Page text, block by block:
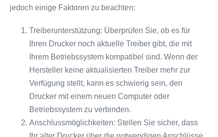
jedoch einige Faktoren zu beachten:
Treiberunterstützung: Überprüfen Sie, ob es für
Ihren Drucker noch aktuelle Treiber gibt, die mit
Ihrem Betriebssystem kompatibel sind. Wenn der
Hersteller keine aktualisierten Treiber mehr zur
Verfügung stellt, kann es schwierig sein, den
Drucker mit einem neuen Computer oder
Betriebssystem zu verbinden.
Anschlussmöglichkeiten: Stellen Sie sicher, dass